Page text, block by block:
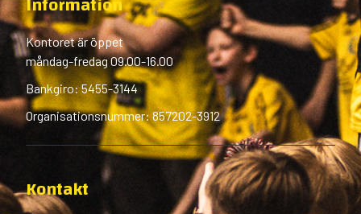
Kontoret är öppet
måndag-fredag 09.00-16.00
Bankgiro: 5455-3144
Organisationsnummer: 857202-3912
Kontakt